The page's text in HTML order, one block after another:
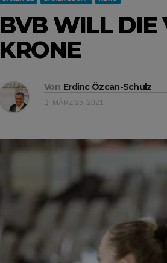
BVB WILL DIE
KRONE
Von Erdinc Özcan-Schulz
MÄRZ 25, 2021